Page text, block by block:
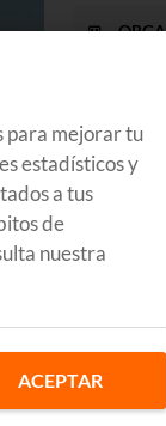
para mejorar tu
estadísticos y
a tus
de
nuestra
ACEPTAR